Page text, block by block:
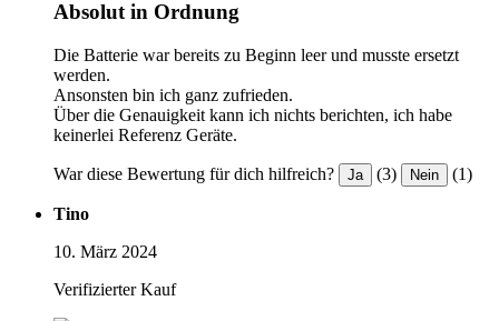
Absolut in Ordnung
Die Batterie war bereits zu Beginn leer und musste ersetzt
werden.
Ansonsten bin ich ganz zufrieden.
Über die Genauigkeit kann ich nichts berichten, ich habe
keinerlei Referenz Geräte.
War diese Bewertung für dich hilfreich? Ja (3) Nein (1)
Tino
10. März 2024
Verifizierter Kauf